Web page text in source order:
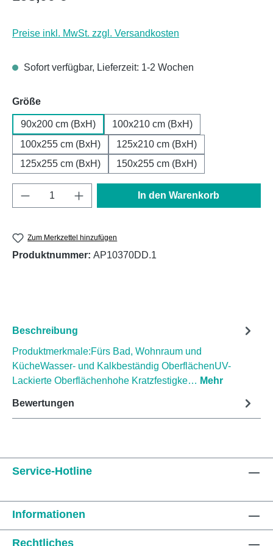
Preise inkl. MwSt. zzgl. Versandkosten
Sofort verfügbar, Lieferzeit: 1-2 Wochen
Größeauswählen
90x200 cm (BxH)
100x210 cm (BxH)
100x255 cm (BxH)
125x210 cm (BxH)
125x255 cm (BxH)
150x255 cm (BxH)
Produkt Anzahl: Gib den gewünschten
In den Warenkorb
Zum Merkzettel hinzufügen
Produktnummer: AP10370DD.1
Beschreibung
Produktmerkmale:Fürs Bad, Wohnraum und
KücheWasser- und Kalkbeständig OberflächenUV-
Lackierte Oberflächenhohe Kratzfestigke… Mehr
Bewertungen
Service-Hotline
Informationen
Rechtliches